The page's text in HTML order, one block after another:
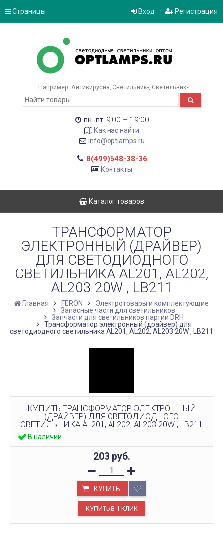
Страницы Вход Регистрация
Например: Антивирусна Светильник- Светильник-
пн.-пт. 9:00 – 19:00
Как нас найти
info@optlamps.ru
8(499)648-38-36
Контакты
Каталог товаров
ТРАНСФОРМАТОР
ЭЛЕКТРОННЫЙ (ДРАЙВЕР)
ДЛЯ СВЕТОДИОДНОГО
СВЕТИЛЬНИКА AL201, AL202,
AL203 20W , LB211
Главная FERON
Электротовары и комплектующие
Запасные части для светильников
Запчасти для светильников партии DRH
Трансформатор электронный (драйвер) для
светодиодного светильника AL201, AL202, AL203 20W , LB211
КУПИТЬ ТРАНСФОРМАТОР ЭЛЕКТРОННЫЙ
(ДРАЙВЕР) ДЛЯ СВЕТОДИОДНОГО
СВЕТИЛЬНИКА AL201, AL202, AL203 20W , LB211
В наличии
203 руб.
КУПИТЬ